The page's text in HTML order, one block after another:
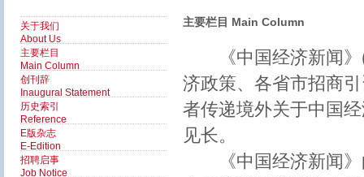
关于我们
About Us
主要栏目
Main Column
创刊辞
Inaugural Statement
历史索引
Reference
E版杂志
E-Edition
招聘启事
Job Notice
主要栏目 Main Column
《中国经济新闻》(
济政策、各省市招商
者传递境外关于中国
见长。
《中国经济新闻》